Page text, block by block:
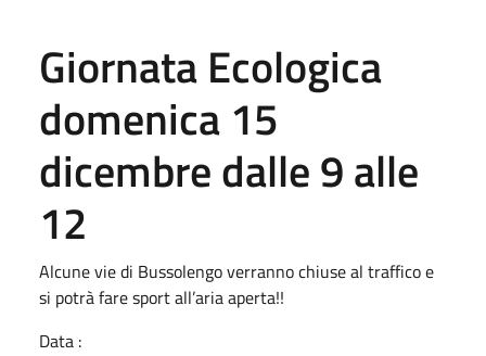
Giornata Ecologica
domenica 15
dicembre dalle 9 alle
12
Alcune vie di Bussolengo verranno chiuse al traffico e
si potrà fare sport all’aria aperta!!
Data :